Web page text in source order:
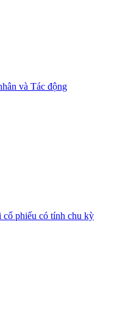
và Tác động
phiếu có tính chu kỳ